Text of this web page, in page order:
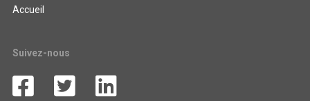
Accueil
Suivez-nous